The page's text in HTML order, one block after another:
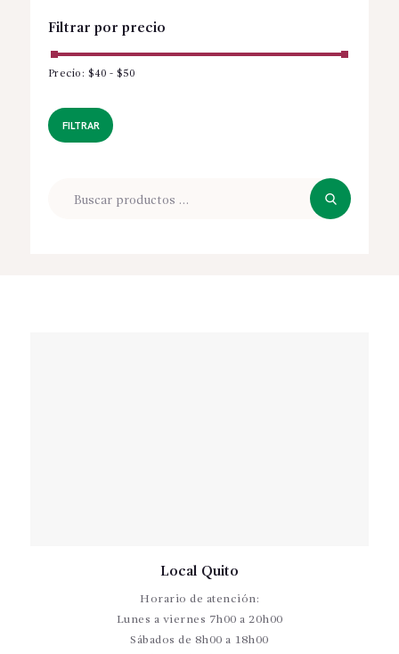
Filtrar por precio
FILTRAR
Precio: $40 - $50
Local Quito
Horario de atención:
Lunes a viernes 7h00 a 20h00
Sábados de 8h00 a 18h00